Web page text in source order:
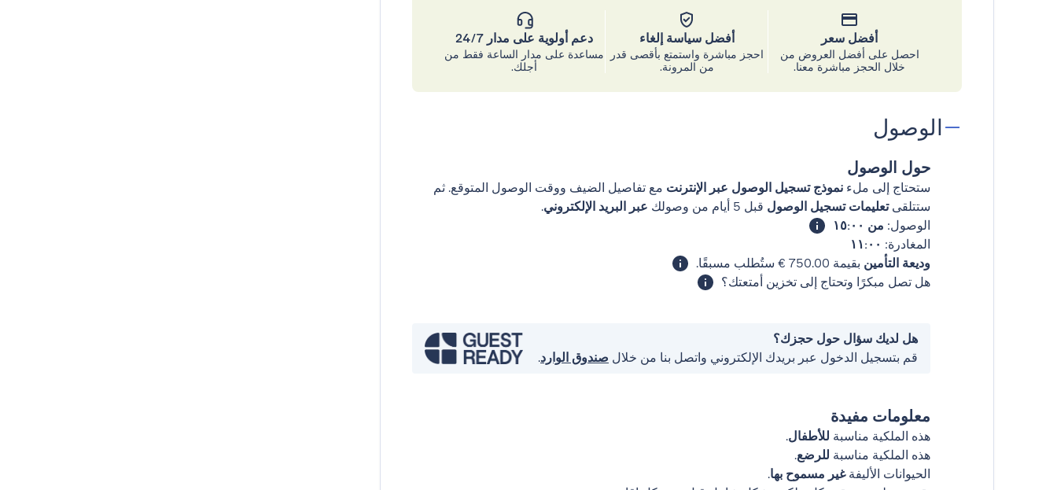
أفضل سعر
احصل على أفضل العروض من
خلال الحجز مباشرة معنا.
أفضل سياسة إلغاء
احجز مباشرة واستمتع بأقصى قدر
من المرونة.
دعم أولوية على مدار 24/7
مساعدة على مدار الساعة فقط من
أجلك.
الوصول
حول الوصول
ستحتاج إلى ملء نموذج تسجيل الوصول عبر الإنترنت مع تفاصيل الضيف ووقت الوصول المتوقع. ثم
ستتلقىتعليمات تسجيل الوصول قبل 5 أيام من وصولك عبر البريد الإلكتروني.
الوصول: من ١٥:٠٠
المغادرة: ١١:٠٠
وديعة التأمين بقيمة ‏750.00 € ستُطلب مسبقًا.
هل تصل مبكرًا وتحتاج إلى تخزين أمتعتك؟
هل لديك سؤال حول حجزك؟
قم بتسجيل الدخول عبر بريدك الإلكتروني واتصل بنا من خلال صندوق الوارد.
معلومات مفيدة
هذه الملكية مناسبة للأطفال.
هذه الملكية مناسبة للرضع.
الحيوانات الأليفةغير مسموح بها.